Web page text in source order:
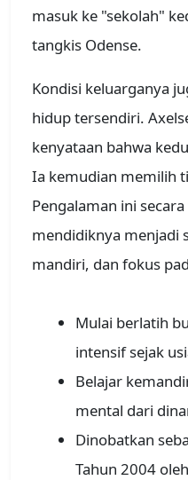
masuk ke "sekolah"
tangkis Odense.
Kondisi keluarganya
hidup tersendiri.
kenyataan bahwa
Ia kemudian memilih
Pengalaman ini
mendidiknya menjadi
mandiri, dan fokus
Mulai berlatih
intensif sejak
Belajar
mental dari
Dinobatkan
Tahun 2004